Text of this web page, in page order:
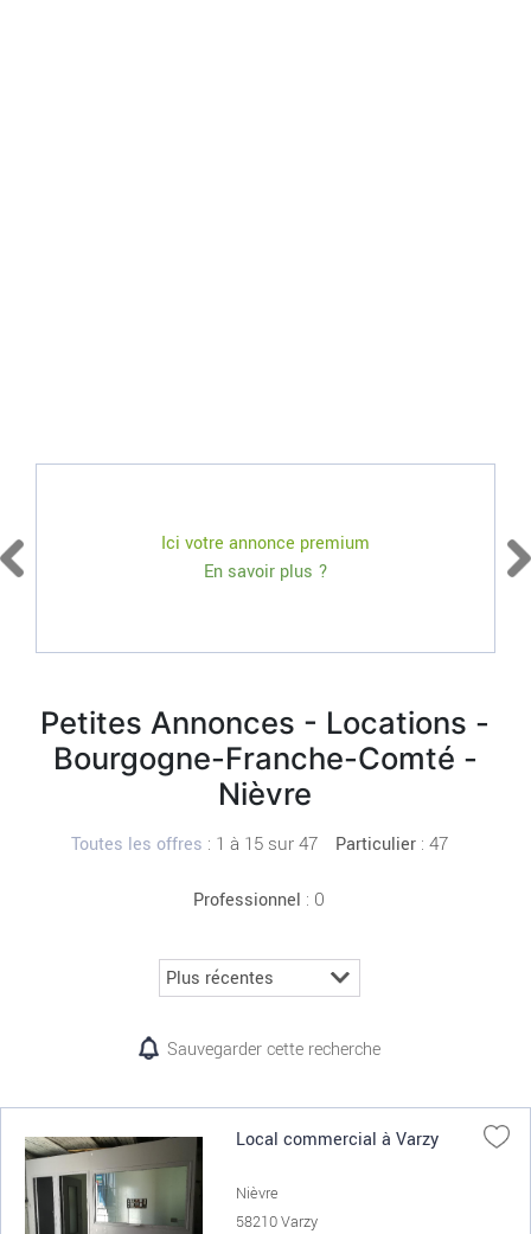
Ici votre annonce premium
En savoir plus ?
Petites Annonces - Locations -
Bourgogne-Franche-Comté -
Nièvre
Toutes les offres : 1 à 15 sur 47 Particulier: 47
Professionnel : 0
Sauvegarder cette recherche
Local commercial à Varzy
Nièvre
58210 Varzy